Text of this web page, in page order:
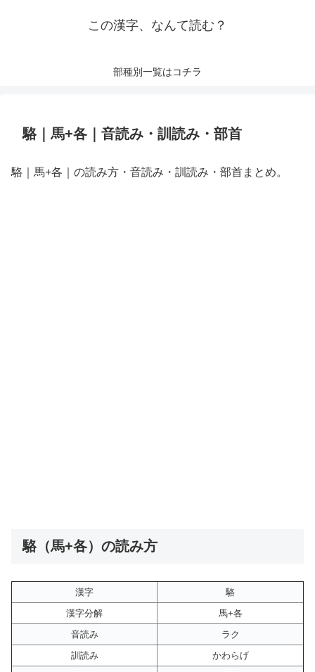
この漢字、なんて読む？
部種別一覧はコチラ
駱｜馬+各｜音読み・訓読み・部首
駱｜馬+各｜の読み方・音読み・訓読み・部首まとめ。
駱（馬+各）の読み方
漢字
駱
漢字分解
馬+各
音読み
ラク
訓読み
かわらげ